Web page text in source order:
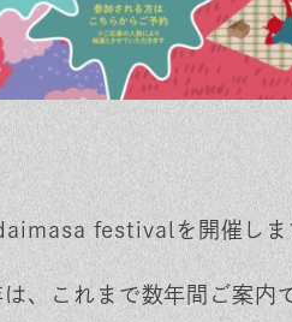
festivalを開催しま
、これまで数年間ご案内